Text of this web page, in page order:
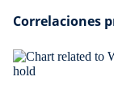
Correlaciones